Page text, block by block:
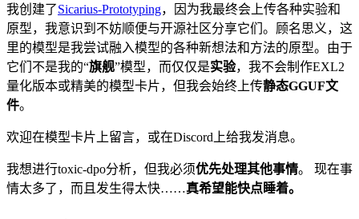
我创建了Sicarius-Prototyping，因为我最终会上传各种实验和
原型，我意识到不妨顺便与开源社区分享它们。顾名思义，这
里的模型是我尝试融入模型的各种新想法和方法的原型。由于
它们不是我的“旗舰”模型，而仅仅是实验，我不会制作EXL2
量化版本或精美的模型卡片，但我会始终上传静态GGUF文
件。
欢迎在模型卡片上留言，或在Discord上给我发消息。
我想进行toxic-dpo分析，但我必须优先处理其他事情。 现在事
情太多了，而且发生得太快……真希望能快点睡着。